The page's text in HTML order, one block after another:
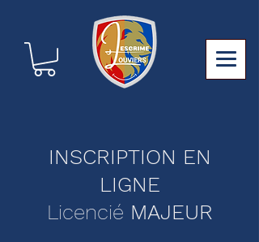
INSCRIPTION EN
LIGNE
Licencié MAJEUR